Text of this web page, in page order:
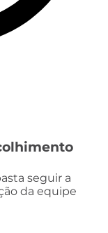
seguir a
da equipe